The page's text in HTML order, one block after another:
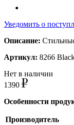
Уведомить о
Описание:
Артикул: 8266
Нет в наличии
1390
Особенности
Производитель